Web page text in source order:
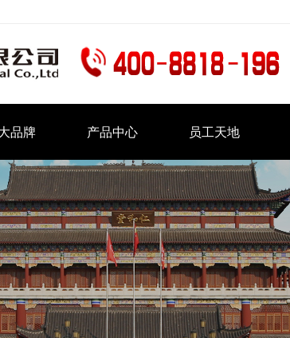
品牌 产品中心 员工天地